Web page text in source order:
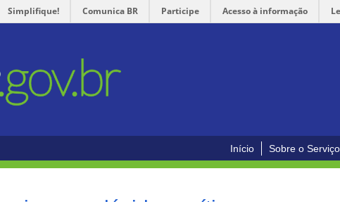
Simplifique! Comunica BR Participe Acesso à informação
Início Sobre o Serviço